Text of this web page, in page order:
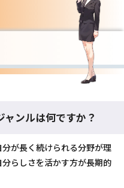
ンルは何ですか？
が長く続けられる分野が理
らしさを活かす方が長期的